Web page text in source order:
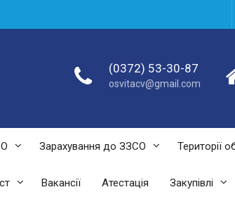
(0372) 53-30-87
osvitacv@gmail.com
Зарахування до ЗЗСО Території
Вакансії Атестація Закупівлі